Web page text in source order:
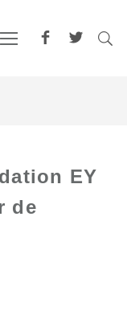
EY
de